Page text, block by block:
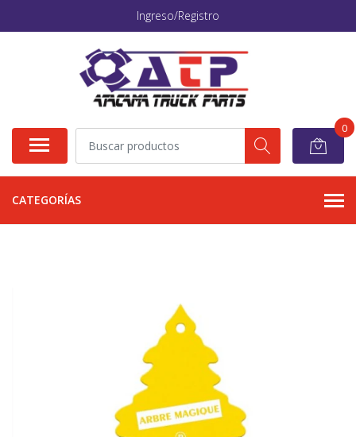
Ingreso/Registro
0
CATEGORÍAS